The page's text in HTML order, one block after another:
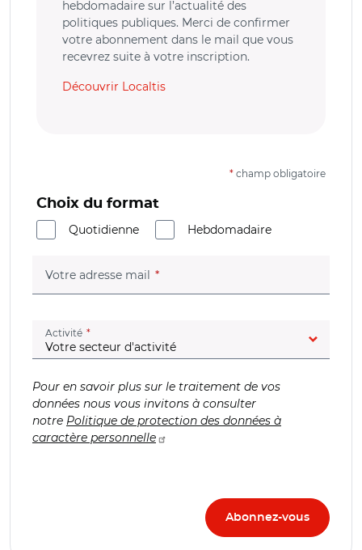
hebdomadaire sur l’actualité des
politiques publiques. Merci de confirmer
votre abonnement dans le mail que vous
recevrez suite à votre inscription.
Découvrir Localtis
* champ obligatoire
Choix du format
Quotidienne
Hebdomadaire
Votre adresse mail (champ obligatoire)
Activité (champ obligatoire)
Pour en savoir plus sur le traitement de vos
données nous vous invitons à consulter
notre Politique de protection des données à
caractère personnelle